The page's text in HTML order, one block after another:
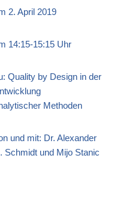
2. April 2019
14:15-15:15 Uhr
Quality by Design in der
Methoden
und mit: Dr. Alexander
Schmidt und Mijo Stanic